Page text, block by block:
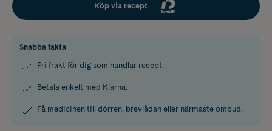
Köp via recept
Snabba fakta
Fri frakt för dig som handlar recept.
Betala enkelt med Klarna.
Få medicinen till dörren, brevlådan eller närmaste ombud.